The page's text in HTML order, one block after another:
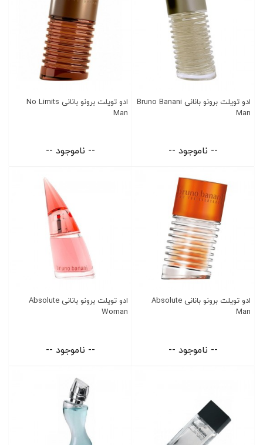
ادو تویلت برونو بانانی Bruno Banani
Man
-- ناموجود --
ادو تویلت برونو بانانی No Limits
Man
-- ناموجود --
ادو تویلت برونو بانانی Absolute
Man
-- ناموجود --
ادو تویلت برونو بانانی Absolute
Woman
-- ناموجود --